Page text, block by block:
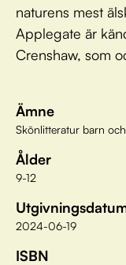
naturens mest
Applegate är
Crenshaw, som
Ämne
Skönlitteratur barn
Ålder
9-12
2024-06-19
ISBN